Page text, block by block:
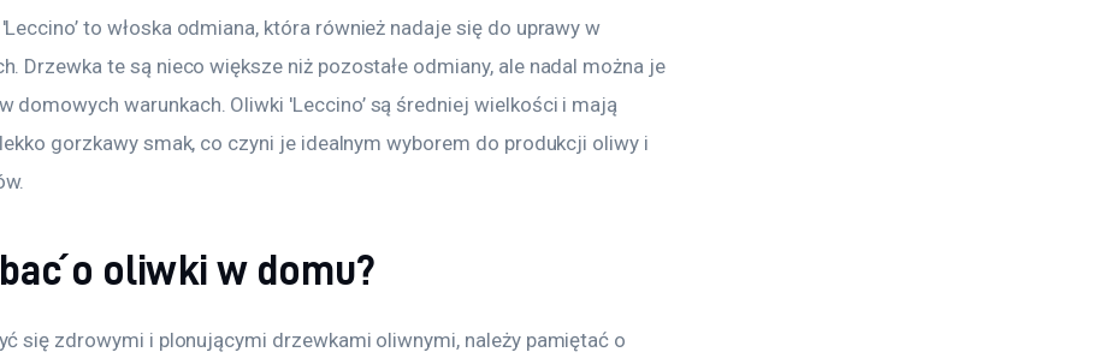
to włoska odmiana, która również nadaje się do uprawy w
Drzewka te są nieco większe niż pozostałe odmiany, ale nadal można je
domowych warunkach. Oliwki 'Leccino’ są średniej wielkości i mają
gorzkawy smak, co czyni je idealnym wyborem do produkcji oliwy i
o oliwki w domu?
się zdrowymi i plonującymi drzewkami oliwnymi, należy pamiętać o